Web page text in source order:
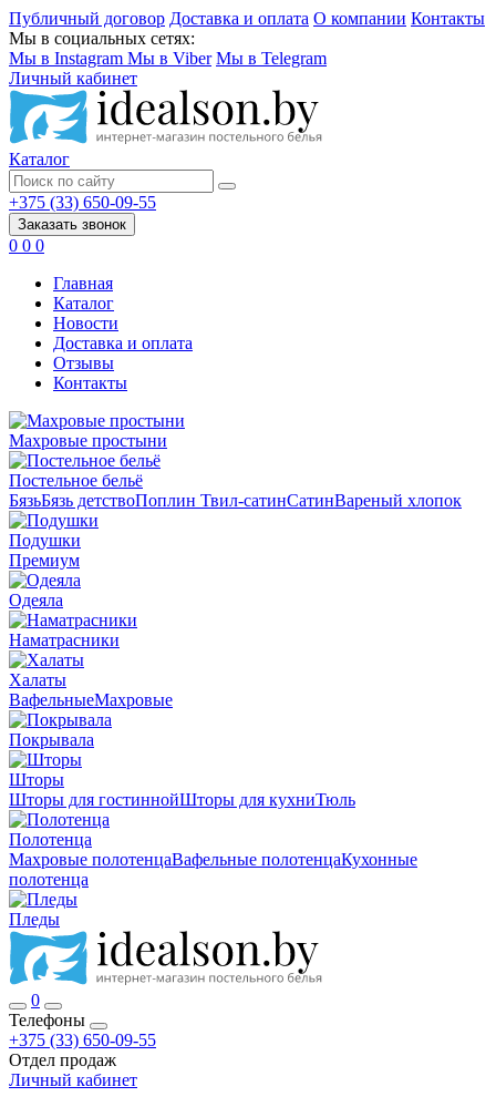
Публичный договор Доставка и оплата О компании Контакты
Мы в социальных сетях:
Мы в Instagram Мы в Viber Мы в Telegram
Личный кабинет
Каталог
+375 (33) 650-09-55
Заказать звонок
0 0 0
Главная
Каталог
Новости
Доставка и оплата
Отзывы
Контакты
Махровые простыни
Постельное бельё
БязьБязь детствоПоплин Твил-сатинСатинВареный хлопок
Подушки
Премиум
Одеяла
Наматрасники
Халаты
ВафельныеМахровые
Покрывала
Шторы
Шторы для гостиннойШторы для кухниТюль
Полотенца
Махровые полотенцаВафельные полотенцаКухонные
полотенца
Пледы
0
Телефоны
+375 (33) 650-09-55
Отдел продаж
Личный кабинет